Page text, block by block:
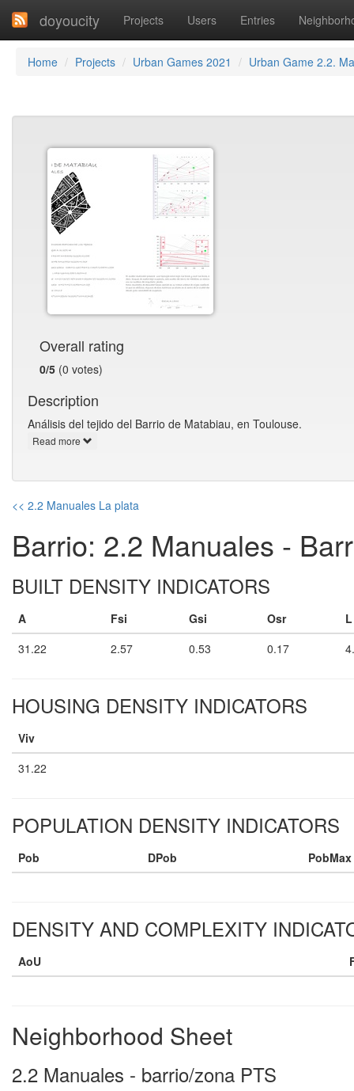
doyoucity Projects Users Entries
Home Projects Urban Games 2021 Urban Game 2.2.
Overall rating
0/5 (0 votes)
Description
Análisis del tejido del Barrio de Matabiau, en Toulouse.
Read more
<< 2.2 Manuales La plata
Barrio: 2.2 Manuales -
BUILT DENSITY INDICATORS
A Fsi Gsi Osr
L
31.22
2.57 0.53 0.17
HOUSING DENSITY INDICATORS
Viv
31.22
POPULATION DENSITY INDICATORS
Pob DPob PobMax
DENSITY AND COMPLEXITY
AoU
Neighborhood Sheet
2.2 Manuales - barrio/zona PTS